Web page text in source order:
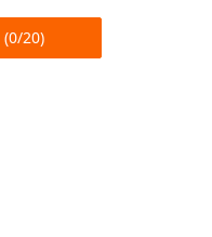
(0/20)